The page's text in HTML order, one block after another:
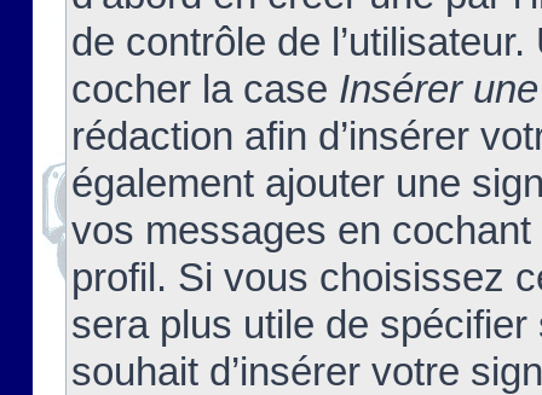
de contrôle de
cocher la case Insérer
rédaction afin d’insérer
également ajouter une
vos messages en
profil. Si vous choisissez
sera plus utile de
souhait d’insérer votre